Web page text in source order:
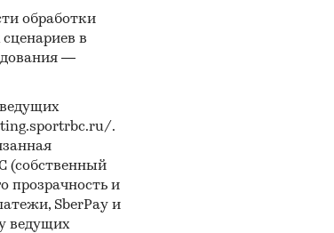
представлены данные по
одновременно 2-х лет, 2023 и 2024
дать дополнительные аргументы,
место на рынке и разработать
обработки
в
—
.
(собственный
прозрачность и
SberPay и
ведущих